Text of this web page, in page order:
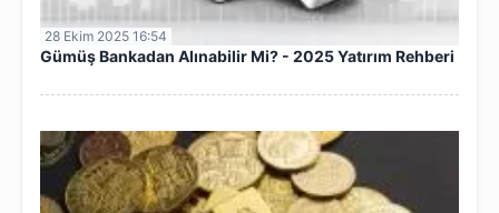
28 Ekim 2025 16:54
Gümüş Bankadan Alınabilir Mi? - 2025 Yatırım Rehberi